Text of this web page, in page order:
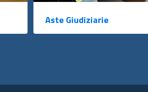
Aste Giudiziarie